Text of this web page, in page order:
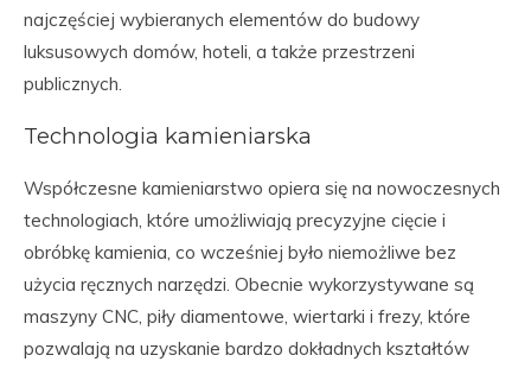
najczęściej wybieranych elementów do budowy
luksusowych domów, hoteli, a także przestrzeni
publicznych.
Technologia kamieniarska
Współczesne kamieniarstwo opiera się na nowoczesnych
technologiach, które umożliwiają precyzyjne cięcie i
obróbkę kamienia, co wcześniej było niemożliwe bez
użycia ręcznych narzędzi. Obecnie wykorzystywane są
maszyny CNC, piły diamentowe, wiertarki i frezy, które
pozwalają na uzyskanie bardzo dokładnych kształtów